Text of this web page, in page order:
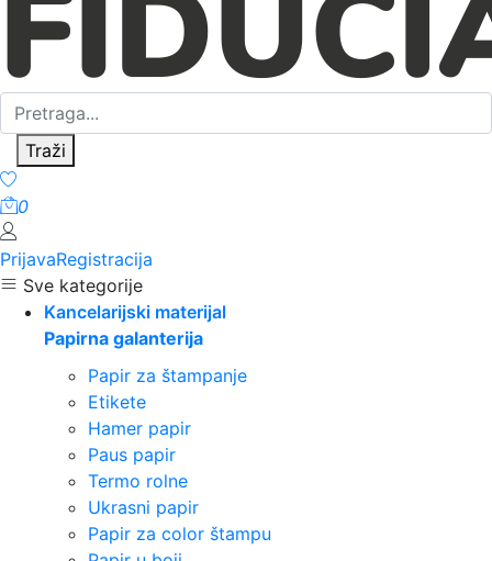
Traži
0
PrijavaRegistracija
Sve kategorije
Kancelarijski materijal
Papirna galanterija
Papir za štampanje
Etikete
Hamer papir
Paus papir
Termo rolne
Ukrasni papir
Papir za color štampu